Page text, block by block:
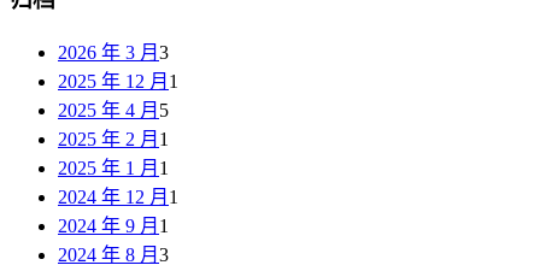
2026 年 3 月 3
2025 年 12 月 1
2025 年 4 月 5
2025 年 2 月 1
2025 年 1 月 1
2024 年 12 月 1
2024 年 9 月 1
2024 年 8 月 3